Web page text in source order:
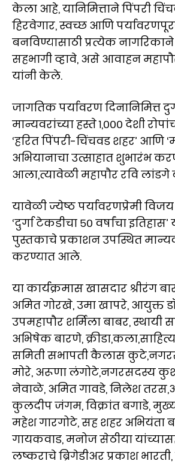
केला आहे, यानिमित्ताने पिंपरी
हिरवेगार, स्वच्छ आणि
बनविण्यासाठी प्रत्येक
सहभागी व्हावे, असे आवाहन
यांनी केले.
जागतिक पर्यावरण दिनानिमित्त
मान्यवरांच्या हस्ते १,००० देशी
‘हरित पिंपरी-चिंचवड शहर’ आणि
अभियानाचा उत्साहात शुभारंभ
आला,त्यावेळी महापौर रवि लांडगे
यावेळी ज्येष्ठ पर्यावरणप्रेमी
‘दुर्गा टेकडीचा ५० वर्षांचा इतिहास’
पुस्तकाचे प्रकाशन उपस्थित
करण्यात आले.
या कार्यक्रमास खासदार श्रीरंग
अमित गोरखे, उमा खापरे, आयुक्त
उपमहापौर शर्मिला बाबर, स्थायी
अभिषेक बारणे,
समिती सभापती कैलास
मोरे, अरूणा लंगोटे,नगरसदस्य
नेवाळे, अमित गावडे, निलेश
कुलदीप जंगम, विक्रांत बगाडे, मुख्य
महेश गारगोटे, सह शहर अभियंता
गायकवाड, मनोज सेठीया
लष्कराचे ब्रिगेडीअर प्रकाश